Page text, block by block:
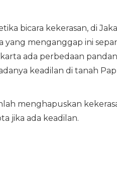
bicara kekerasan, di
menganggap ini
ada perbedaan
keadilan di tanah
menghapuskan
jika ada keadilan.